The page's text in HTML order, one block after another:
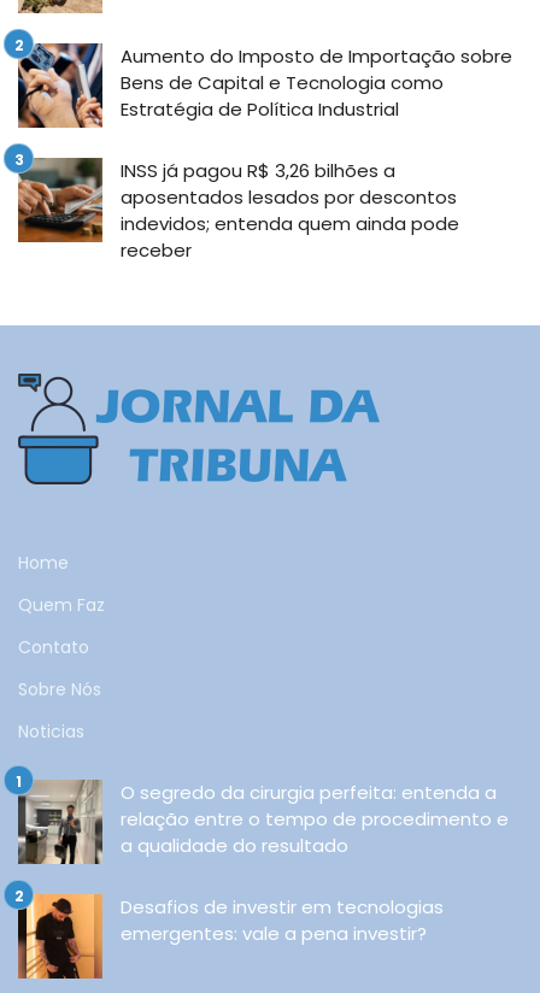
Aumento do Imposto de Importação sobre
Bens de Capital e Tecnologia como
Estratégia de Política Industrial
INSS já pagou R$ 3,26 bilhões a
aposentados lesados por descontos
indevidos; entenda quem ainda pode
receber
Home
Quem Faz
Contato
Sobre Nós
Noticias
O segredo da cirurgia perfeita: entenda a
relação entre o tempo de procedimento e
a qualidade do resultado
Desafios de investir em tecnologias
emergentes: vale a pena investir?